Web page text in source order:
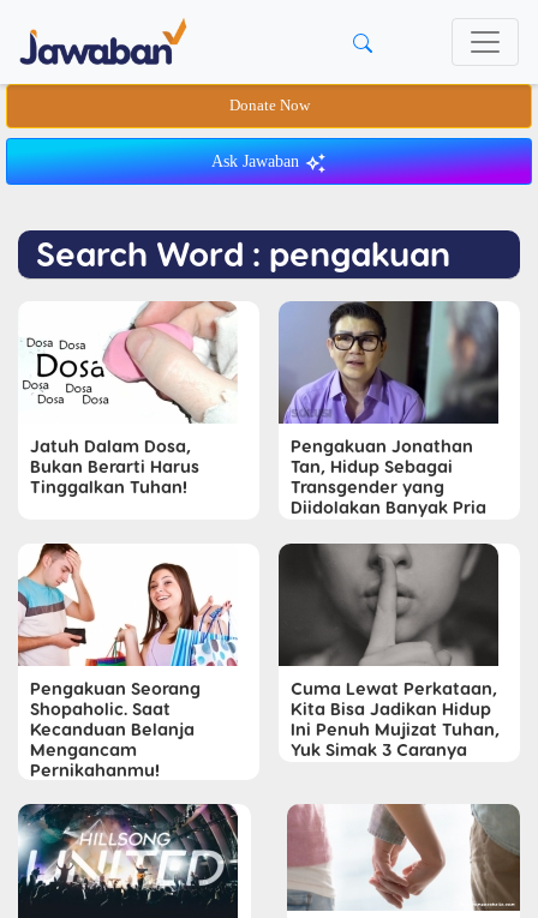
Donate Now
Ask Jawaban
Search Word : pengakuan
Jatuh Dalam Dosa,
Bukan Berarti Harus
Tinggalkan Tuhan!
Pengakuan Jonathan
Tan, Hidup Sebagai
Transgender yang
Diidolakan Banyak Pria
Pengakuan Seorang
Shopaholic. Saat
Kecanduan Belanja
Mengancam
Pernikahanmu!
Cuma Lewat Perkataan,
Kita Bisa Jadikan Hidup
Ini Penuh Mujizat Tuhan,
Yuk Simak 3 Caranya